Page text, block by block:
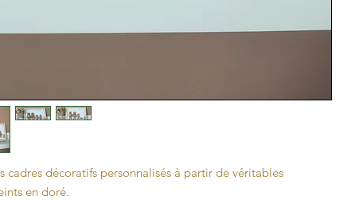
cadres décoratifs personnalisés à partir de véritables
en doré.